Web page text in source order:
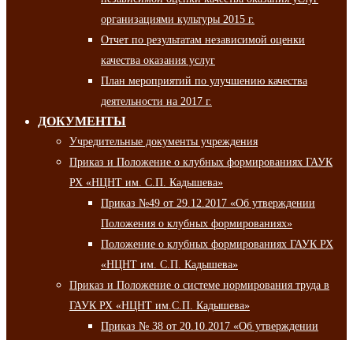
организациями культуры 2015 г.
Отчет по результатам независимой оценки
качества оказания услуг
План мероприятий по улучшению качества
деятельности на 2017 г.
ДОКУМЕНТЫ
Учредительные документы учреждения
Приказ и Положение о клубных формированиях ГАУК
РХ «НЦНТ им. С.П. Кадышева»
Приказ №49 от 29.12.2017 «Об утверждении
Положения о клубных формированиях»
Положение о клубных формированиях ГАУК РХ
«НЦНТ им. С.П. Кадышева»
Приказ и Положение о системе нормирования труда в
ГАУК РХ «НЦНТ им.С.П. Кадышева»
Приказ № 38 от 20.10.2017 «Об утверждении